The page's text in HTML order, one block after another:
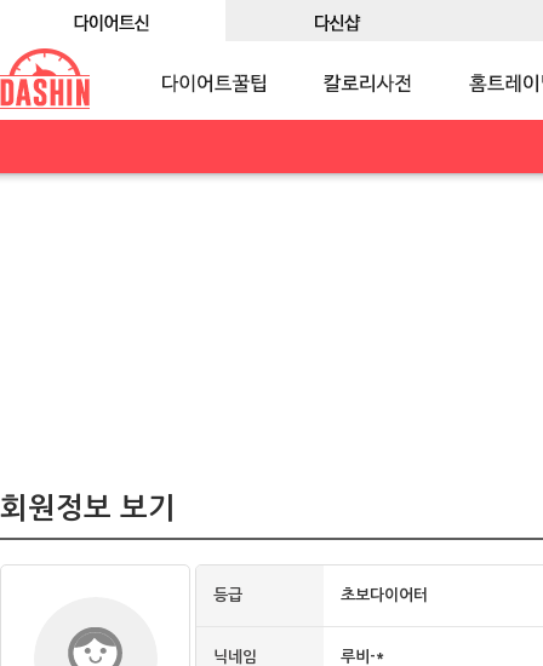
회원정보 보기
등급 초보다이어터
닉네임 루비-*